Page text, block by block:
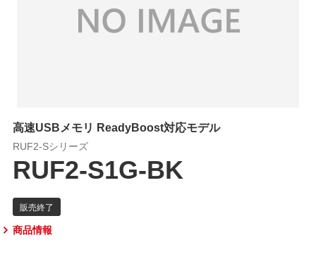
高速USBメモリ ReadyBoost対応モデル
RUF2-Sシリーズ
RUF2-S1G-BK
商品情報